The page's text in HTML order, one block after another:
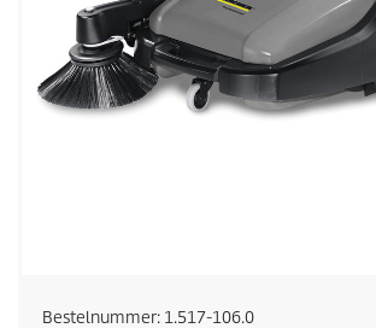
Bestelnummer: 1.517-106.0